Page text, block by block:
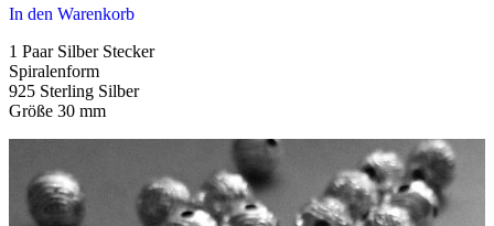
In den Warenkorb
1 Paar Silber Stecker
Spiralenform
925 Sterling Silber
Größe 30 mm